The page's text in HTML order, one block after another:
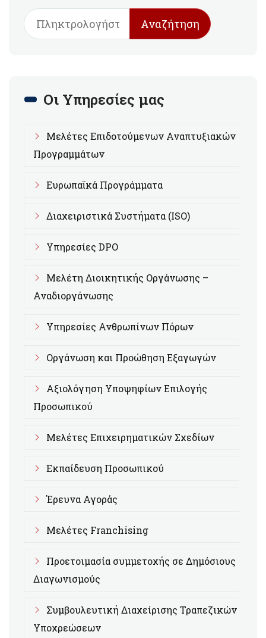
Αναζήτηση
Οι Υπηρεσίες μας
Μελέτες Επιδοτούμενων Αναπτυξιακών
Προγραμμάτων
Ευρωπαϊκά Προγράμματα
Διαχειριστικά Συστήματα (ISO)
Υπηρεσίες DPO
Μελέτη Διοικητικής Οργάνωσης –
Αναδιοργάνωσης
Υπηρεσίες Ανθρωπίνων Πόρων
Οργάνωση και Προώθηση Εξαγωγών
Αξιολόγηση Υποψηφίων Επιλογής
Προσωπικού
Μελέτες Επιχειρηματικών Σχεδίων
Εκπαίδευση Προσωπικού
Έρευνα Αγοράς
Μελέτες Franchising
Προετοιμασία συμμετοχής σε Δημόσιους
Διαγωνισμούς
Συμβουλευτική Διαχείρισης Τραπεζικών
Υποχρεώσεων